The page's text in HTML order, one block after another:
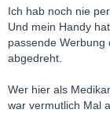
Ich hab noch nie
Und mein Handy
passende
abgedreht.
Wer hier als
war vermutlich Mal